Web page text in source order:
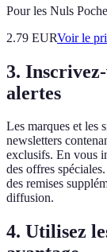
Pour les Nuls Poche
2.79 EURVoir le
3.
alertes
Les marques et les
newsletters
exclusifs. En vous
des offres
des remises
diffusion.
4. Utilisez